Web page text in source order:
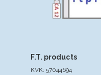
F.T. products
KVK: 57044694